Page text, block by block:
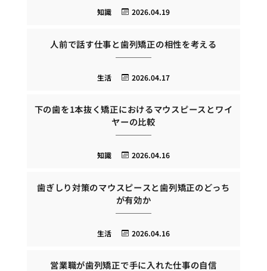
2026.04.19
知識
人前で話す仕事と歯列矯正の相性を考える
2026.04.17
生活
下の歯を1本抜く矯正におけるマウスピースとワイ
ヤーの比較
2026.04.16
知識
歯ぎしり対策のマウスピースと歯列矯正のどっち
が有効か
2026.04.16
生活
営業職が歯列矯正で手に入れた仕事の自信